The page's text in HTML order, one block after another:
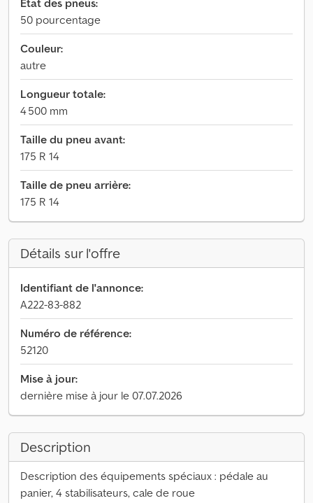
État des pneus:
50 pourcentage
Couleur:
autre
Longueur totale:
4 500 mm
Taille du pneu avant:
175 R 14
Taille de pneu arrière:
175 R 14
Détails sur l'offre
Identifiant de l'annonce:
A222-83-882
Numéro de référence:
52120
Mise à jour:
dernière mise à jour le 07.07.2026
Description
Description des équipements spéciaux : pédale au
panier, 4 stabilisateurs, cale de roue